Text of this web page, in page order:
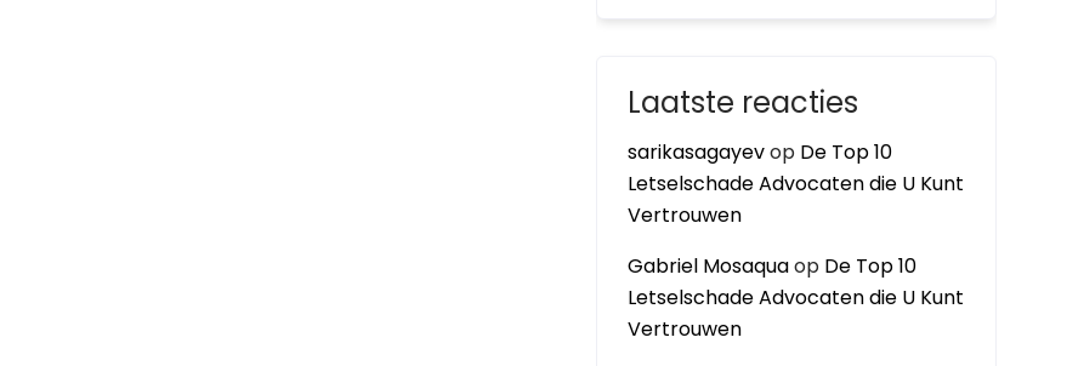
Laatste reacties
sarikasagayevop De Top 10
Letselschade Advocaten die U Kunt
Vertrouwen
Gabriel Mosaquaop De Top 10
Letselschade Advocaten die U Kunt
Vertrouwen